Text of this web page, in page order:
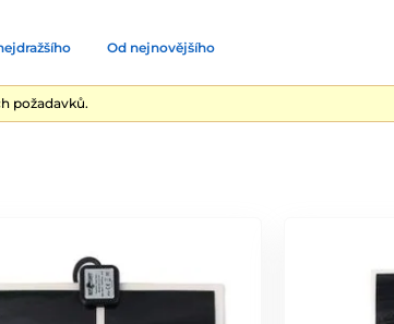
Od nejnovějšího
požadavků.